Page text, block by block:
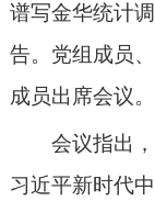
谱写金华统计
告。党组成员
成员出席会议。
会议指出，
习近平新时代